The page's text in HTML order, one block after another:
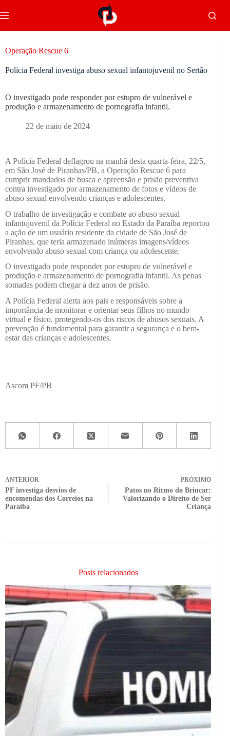
Operação Rescue 6
Polícia Federal investiga abuso sexual infantojuvenil no Sertão
O investigado pode responder por estupro de vulnerável e
produção e armazenamento de pornografia infantil.
22 de maio de 2024
A Polícia Federal deflagrou na manhã desta quarta-feira, 22/5,
em São José de Piranhas/PB, a Operação Rescue 6 para
cumprir mandados de busca e apreensão e prisão preventiva
contra investigado por armazenamento de fotos e vídeos de
abuso sexual envolvendo crianças e adolescentes.
O trabalho de investigação e combate ao abuso sexual
infantojuvenil da Polícia Federal no Estado da Paraíba reportou
a ação de um usuário residente da cidade de São José de
Piranhas, que teria armazenado inúmeras imagens/vídeos
envolvendo abuso sexual com criança ou adolescente.
O investigado pode responder por estupro de vulnerável e
produção e armazenamento de pornografia infantil. As penas
somadas podem chegar a dez anos de prisão.
A Polícia Federal alerta aos pais e responsáveis sobre a
importância de monitorar e orientar seus filhos no mundo
virtual e físico, protegendo-os dos riscos de abusos sexuais. A
prevenção é fundamental para garantir a segurança e o bem-
estar das crianças e adolescentes.
Ascom PF/PB
ANTERIOR
PF investiga desvios de
encomendas dos Correios na
Paraíba
PRÓXIMO
Patos no Ritmo do Brincar:
Valorizando o Direito de Ser
Criança
Posts relacionados